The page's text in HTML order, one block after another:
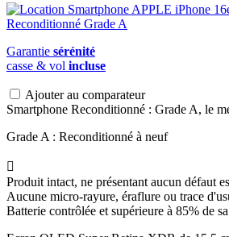
Garantie sérénité
casse & vol incluse
Ajouter au comparateur
Smartphone Reconditionné : Grade A, le
Grade A : Reconditionné à neuf

Produit intact, ne présentant aucun défaut
Aucune micro-rayure, éraflure ou trace
Batterie contrôlée et supérieure à 85% de